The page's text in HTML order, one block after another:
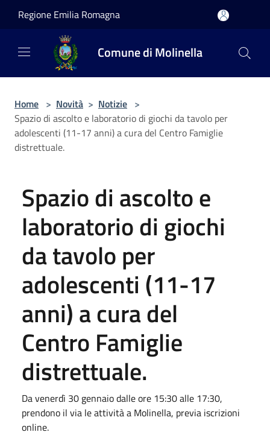
Regione Emilia Romagna
Comune di Molinella
Home > Novità > Notizie >
Spazio di ascolto e laboratorio di giochi da tavolo per
adolescenti (11-17 anni) a cura del Centro Famiglie
distrettuale.
Spazio di ascolto e
laboratorio di giochi
da tavolo per
adolescenti (11-17
anni) a cura del
Centro Famiglie
distrettuale.
Da venerdì 30 gennaio dalle ore 15:30 alle 17:30,
prendono il via le attività a Molinella, previa iscrizioni
online.